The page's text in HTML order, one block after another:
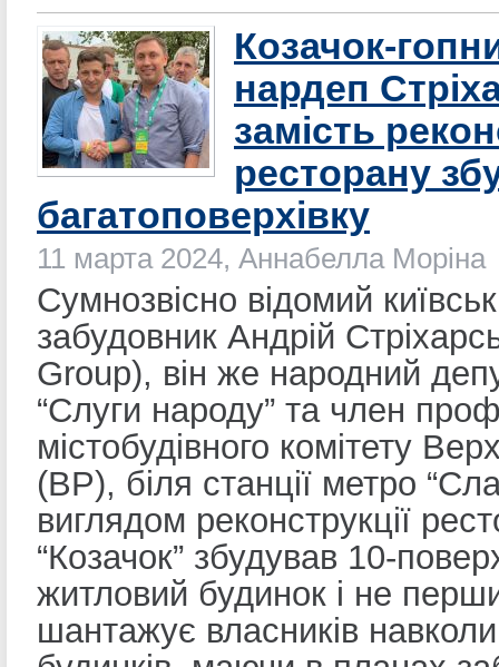
Козачок-
нардеп
замість
ресторану
багатоповерхівку
11 марта 2024, Аннабелла Моріна
Сумнозвісно відомий
забудовник Андрій
Group), він же народний
“Слуги народу” та член
містобудівного комітету
(ВР), біля станції метро
виглядом реконструкції
“Козачок” збудував 10-
житловий будинок і не
шантажує власників